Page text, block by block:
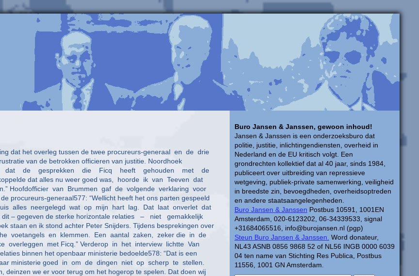
Buro Jansen & Janssen, gewoon inhoud!
Jansen & Janssen is een onderzoeksburo dat
politie, justitie, inlichtingendiensten, overheid in
Nederland en de EU kritisch volgt. Een
grondrechten kollektief dat al 40 jaar, sinds 1984,
publiceert over uitbreiding van repressieve
wetgeving, publiek-private samenwerking, veiligheid
in breedste zin, bevoegdheden, overheidsoptreden
en andere staatsaangelegenheden.
Buro Jansen & Janssen Postbus 10591, 1001EN
Amsterdam, 020-6123202, 06-34339533, signal
+31684065516, info@burojansen.nl (pgp)
Steun Buro Jansen & Janssen. Word donateur,
NL43 ASNB 0856 9868 52 of NL56 INGB 0000 6039
04 ten name van Stichting Res Publica, Postbus
11556, 1001 GN Amsterdam.
dat het overleg tussen de twee procureurs-generaal en de drie
van de betrokken officieren van justitie. Noordhoek
dat de gesprekken die Ficq heeft gehouden met de
dat alles nu weer goed was, hoorde ik van Teeven dat
Hoofdofficier van Brummen gaf de volgende verklaring voor
generaal577: “Wellicht heeft het ons parten gespeeld
alles neergelegd wat op mijn hart lag. Dat laat onverlet dat
dit – gegeven de sterke horizontale relaties – niet gemakkelijk
en ik stond achter Peter Snijders. Tijdens besprekingen over
voetangels en klemmen. Een aantal zaken, zeker die in de
met Ficq.” Verderop in het interview lichtte Van
binnen het openbaar ministerie bedoelde578: “Dat is een
ministerie goed in om de dingen niet op scherp te stellen.
we er voor terug om het hogerop te spelen. Dat doen wij